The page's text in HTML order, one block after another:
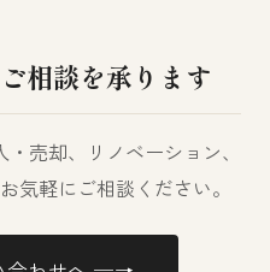
相談を承ります
売却、リノベーション、
気軽にご相談ください。